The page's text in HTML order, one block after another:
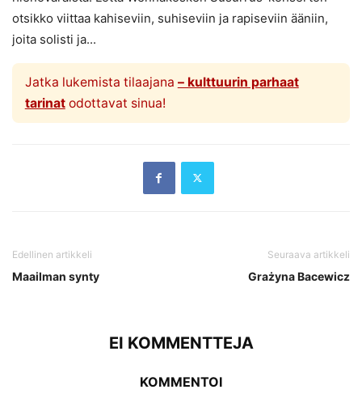
otsikko viittaa kahiseviin, suhiseviin ja rapiseviin ääniin,
joita solisti ja...
Jatka lukemista tilaajana – kulttuurin parhaat
tarinatodottavat sinua!
Edellinen artikkeli
Maailman synty
Seuraava artikkeli
Grażyna Bacewicz
EI KOMMENTTEJA
KOMMENTOI